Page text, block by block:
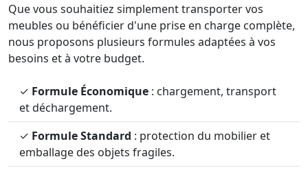
Que vous souhaitiez simplement transporter vos
meubles ou bénéficier d'une prise en charge complète,
nous proposons plusieurs formules adaptées à vos
besoins et à votre budget.
✓ Formule Économique : chargement, transport
et déchargement.
✓ Formule Standard : protection du mobilier et
emballage des objets fragiles.